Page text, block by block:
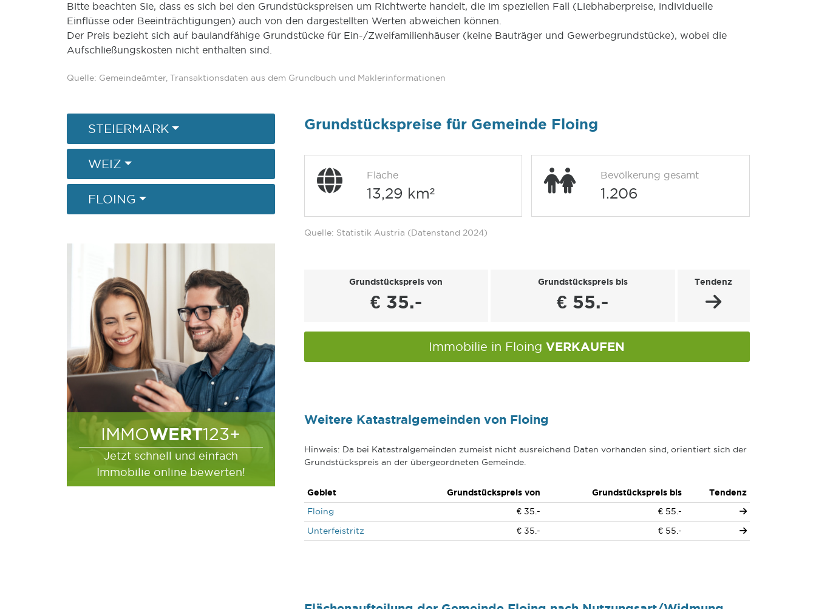
Bitte beachten Sie, dass es sich bei den Grundstückspreisen um Richtwerte handelt, die im speziellen Fall (Liebhaberpreise, individuelle
Einflüsse oder Beeinträchtigungen) auch von den dargestellten Werten abweichen können.
Der Preis bezieht sich auf baulandfähige Grundstücke für Ein-/Zweifamilienhäuser (keine Bauträger und Gewerbegrundstücke), wobei die
Aufschließungskosten nicht enthalten sind.
Quelle: Gemeindeämter, Transaktionsdaten aus dem Grundbuch und Maklerinformationen
STEIERMARK
WEIZ
FLOING
IMMOWERT123+
Jetzt schnell und einfach
Immobilie online bewerten!
Grundstückspreise für Gemeinde Floing
Fläche
13,29 km²
Bevölkerung gesamt
1.206
Quelle: Statistik Austria (Datenstand 2024)
Grundstückspreis von
€ 35.-
Grundstückspreis bis
€ 55.-
Tendenz
Immobilie in Floing VERKAUFEN
Weitere Katastralgemeinden von Floing
Hinweis: Da bei Katastralgemeinden zumeist nicht ausreichend Daten vorhanden sind, orientiert sich der
Grundstückspreis an der übergeordneten Gemeinde.
Gebiet Grundstückspreis von Grundstückspreis bis
Tendenz
Floing
€ 35.-
€ 55.-
Unterfeistritz
€ 35.- € 55.-